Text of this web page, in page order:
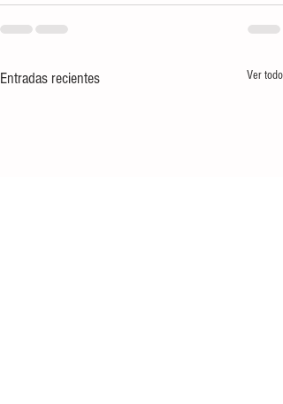
Entradas recientes Ver todo